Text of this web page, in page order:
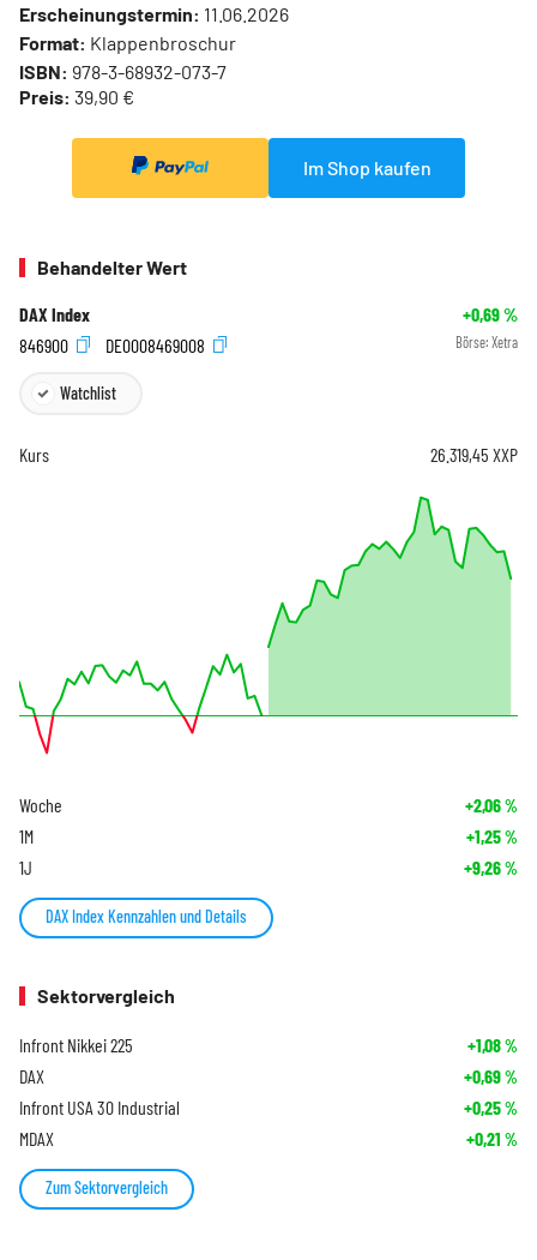
Erscheinungstermin: 11.06.2026
Format: Klappenbroschur
ISBN: 978-3-68932-073-7
Preis: 39,90 €
Im Shop kaufen
Behandelter Wert
DAX Index +0,69%
846900
DE0008469008 Börse: Xetra
Watchlist
Kurs 26.319,45 XXP
Woche +2,06%
1M +1,25%
1J +9,26%
DAX Index Kennzahlen und Details
Sektorvergleich
Infront Nikkei 225 +1,08%
DAX +0,69%
Infront USA 30 Industrial +0,25%
MDAX +0,21 %
Zum Sektorvergleich